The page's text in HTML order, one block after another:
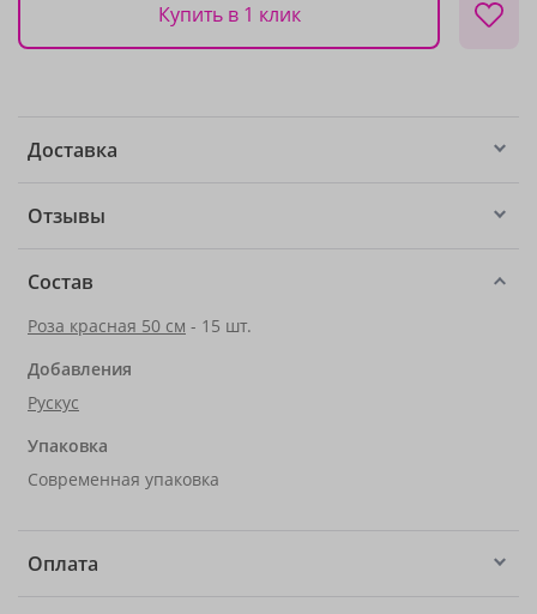
Купить в 1 клик
Доставка
Отзывы
Состав
Роза красная 50 см - 15 шт.
Добавления
Рускус
Упаковка
Современная упаковка
Оплата